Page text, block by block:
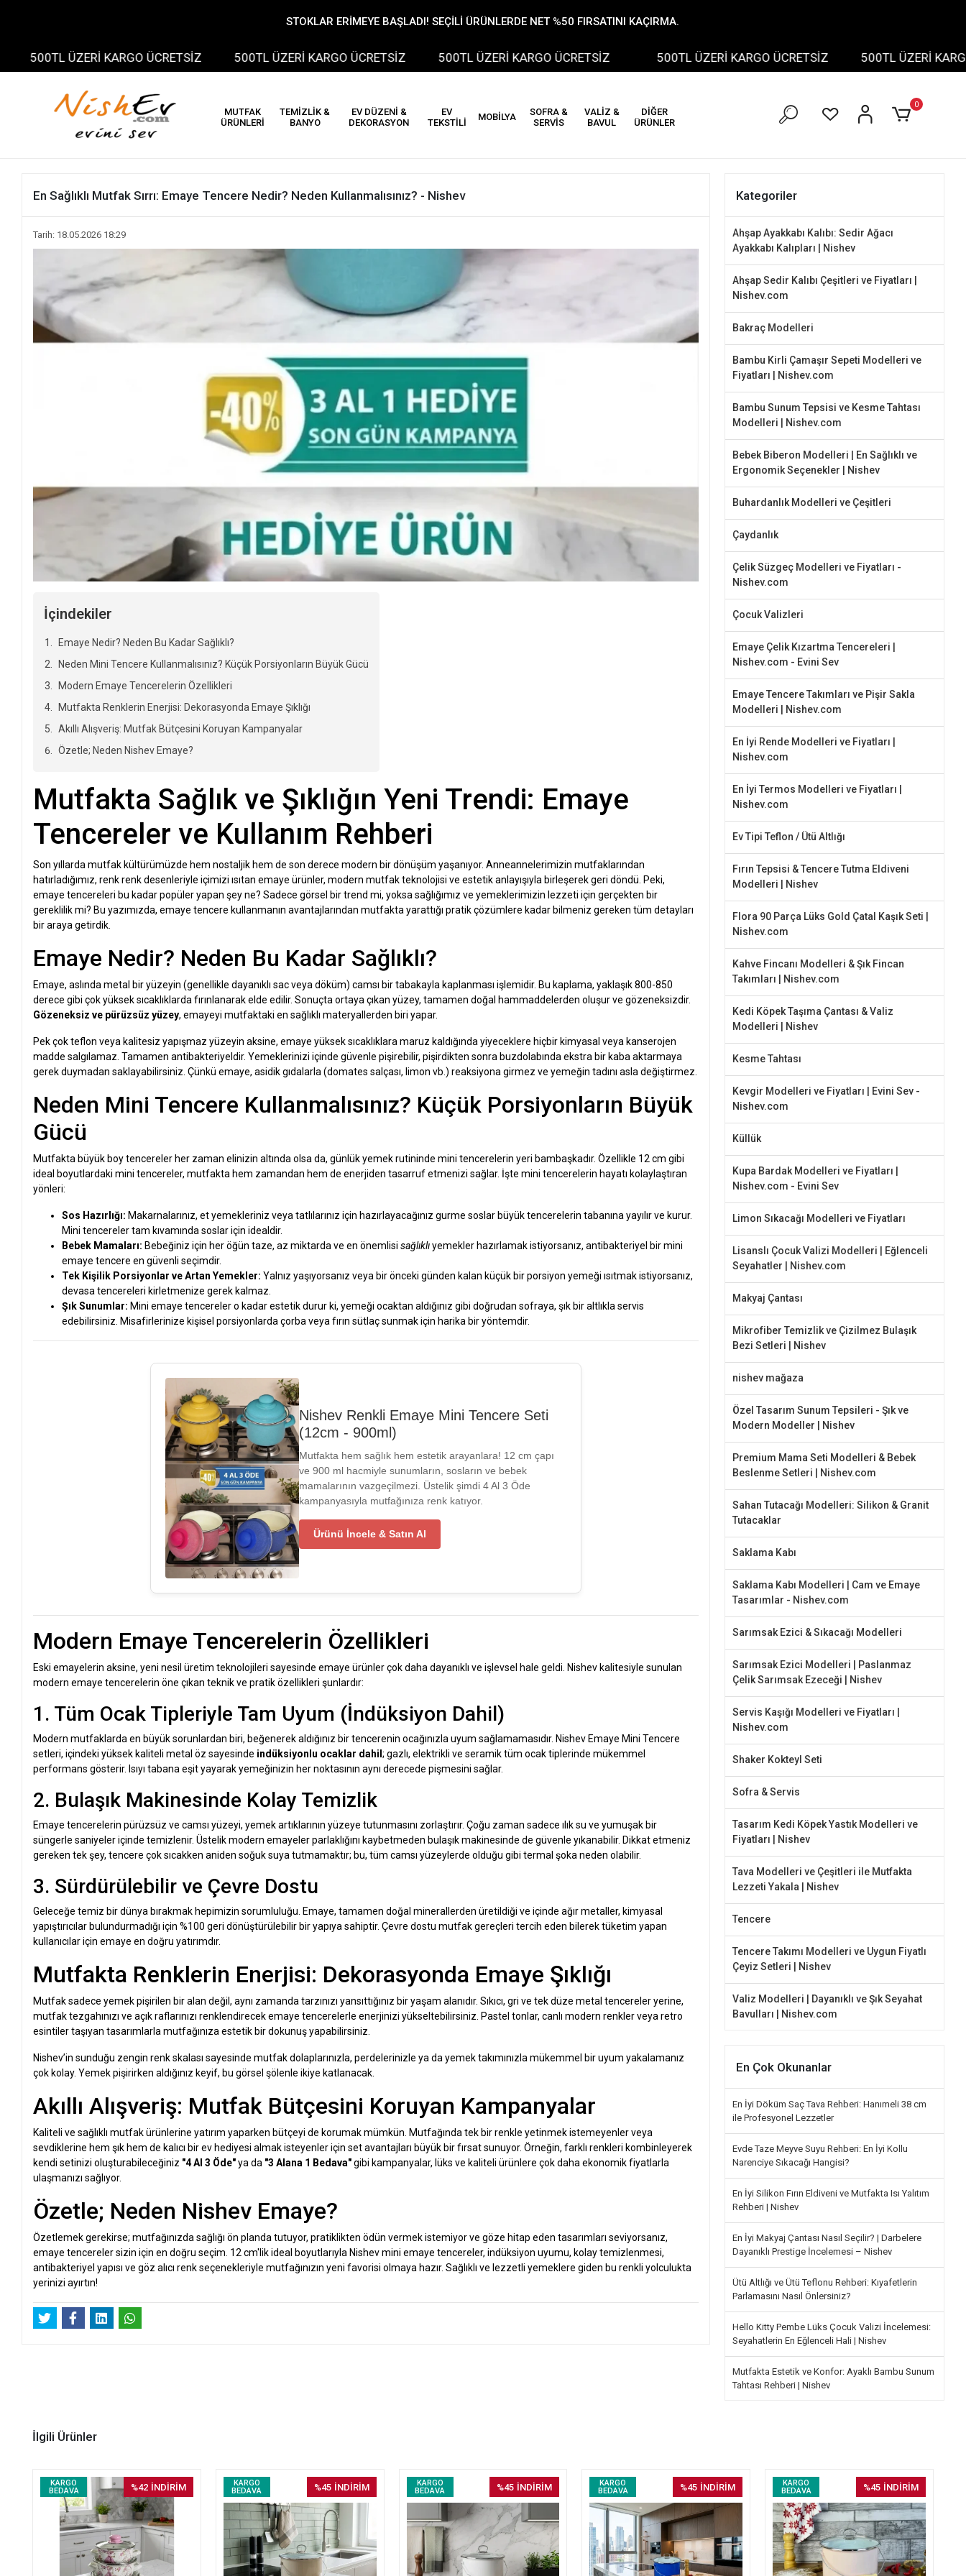
STOKLAR ERİMEYE BAŞLADI! SEÇİLİ ÜRÜNLERDE NET %50 FIRSATINI KAÇIRMA.
ÜZERİ KARGO ÜCRETSİZ 500TL ÜZERİ KARGO ÜCRETSİZ 500TL ÜZERİ KARGO ÜCRETSİZ 500TL ÜZERİ KARGO ÜCRETSİZ 500TL ÜZERİ KARGO
MUTFAK
ÜRÜNLERİ
TEMİZLİK &
BANYO
EV DÜZENİ &
DEKORASYON
EV
TEKSTİLİ
MOBİLYA
SOFRA &
SERVİS
VALİZ &
BAVUL
DİĞER
ÜRÜNLER
0
En Sağlıklı Mutfak Sırrı: Emaye Tencere Nedir? Neden Kullanmalısınız? - Nishev
Tarih: 18.05.2026 18:29
İçindekiler
Emaye Nedir? Neden Bu Kadar Sağlıklı?
Neden Mini Tencere Kullanmalısınız? Küçük Porsiyonların Büyük Gücü
Modern Emaye Tencerelerin Özellikleri
Mutfakta Renklerin Enerjisi: Dekorasyonda Emaye Şıklığı
Akıllı Alışveriş: Mutfak Bütçesini Koruyan Kampanyalar
Özetle; Neden Nishev Emaye?
Mutfakta Sağlık ve Şıklığın Yeni Trendi: Emaye
Tencereler ve Kullanım Rehberi
Son yıllarda mutfak kültürümüzde hem nostaljik hem de son derece modern bir dönüşüm yaşanıyor. Anneannelerimizin mutfaklarından
hatırladığımız, renk renk desenleriyle içimizi ısıtan emaye ürünler, modern mutfak teknolojisi ve estetik anlayışıyla birleşerek geri döndü. Peki,
emaye tencereleri bu kadar popüler yapan şey ne? Sadece görsel bir trend mi, yoksa sağlığımız ve yemeklerimizin lezzeti için gerçekten bir
gereklilik mi? Bu yazımızda, emaye tencere kullanmanın avantajlarından mutfakta yarattığı pratik çözümlere kadar bilmeniz gereken tüm detayları
bir araya getirdik.
Emaye Nedir? Neden Bu Kadar Sağlıklı?
Emaye, aslında metal bir yüzeyin (genellikle dayanıklı sac veya döküm) camsı bir tabakayla kaplanması işlemidir. Bu kaplama, yaklaşık 800-850
derece gibi çok yüksek sıcaklıklarda fırınlanarak elde edilir. Sonuçta ortaya çıkan yüzey, tamamen doğal hammaddelerden oluşur ve gözeneksizdir.
Gözeneksiz ve pürüzsüz yüzey, emayeyi mutfaktaki en sağlıklı materyallerden biri yapar.
Pek çok teflon veya kalitesiz yapışmaz yüzeyin aksine, emaye yüksek sıcaklıklara maruz kaldığında yiyeceklere hiçbir kimyasal veya kanserojen
madde salgılamaz. Tamamen antibakteriyeldir. Yemeklerinizi içinde güvenle pişirebilir, pişirdikten sonra buzdolabında ekstra bir kaba aktarmaya
gerek duymadan saklayabilirsiniz. Çünkü emaye, asidik gıdalarla (domates salçası, limon vb.) reaksiyona girmez ve yemeğin tadını asla değiştirmez.
Neden Mini Tencere Kullanmalısınız? Küçük Porsiyonların Büyük
Gücü
Mutfakta büyük boy tencereler her zaman elinizin altında olsa da, günlük yemek rutininde mini tencerelerin yeri bambaşkadır. Özellikle 12 cm gibi
ideal boyutlardaki mini tencereler, mutfakta hem zamandan hem de enerjiden tasarruf etmenizi sağlar. İşte mini tencerelerin hayatı kolaylaştıran
yönleri:
Sos Hazırlığı: Makarnalarınız, et yemekleriniz veya tatlılarınız için hazırlayacağınız gurme soslar büyük tencerelerin tabanına yayılır ve kurur.
Mini tencereler tam kıvamında soslar için idealdir.
Bebek Mamaları: Bebeğiniz için her öğün taze, az miktarda ve en önemlisisağlıklıyemekler hazırlamak istiyorsanız, antibakteriyel bir mini
emaye tencere en güvenli seçimdir.
Tek Kişilik Porsiyonlar ve Artan Yemekler: Yalnız yaşıyorsanız veya bir önceki günden kalan küçük bir porsiyon yemeği ısıtmak istiyorsanız,
devasa tencereleri kirletmenize gerek kalmaz.
Şık Sunumlar: Mini emaye tencereler o kadar estetik durur ki, yemeği ocaktan aldığınız gibi doğrudan sofraya, şık bir altlıkla servis
edebilirsiniz. Misafirlerinize kişisel porsiyonlarda çorba veya fırın sütlaç sunmak için harika bir yöntemdir.
Nishev Renkli Emaye Mini Tencere Seti
(12cm - 900ml)
Mutfakta hem sağlık hem estetik arayanlara! 12 cm çapı
ve 900 ml hacmiyle sunumların, sosların ve bebek
mamalarının vazgeçilmezi. Üstelik şimdi 4 Al 3 Öde
kampanyasıyla mutfağınıza renk katıyor.
Ürünü İncele & Satın Al
Modern Emaye Tencerelerin Özellikleri
Eski emayelerin aksine, yeni nesil üretim teknolojileri sayesinde emaye ürünler çok daha dayanıklı ve işlevsel hale geldi. Nishev kalitesiyle sunulan
modern emaye tencerelerin öne çıkan teknik ve pratik özellikleri şunlardır:
1. Tüm Ocak Tipleriyle Tam Uyum (İndüksiyon Dahil)
Modern mutfaklarda en büyük sorunlardan biri, beğenerek aldığınız bir tencerenin ocağınızla uyum sağlamamasıdır. Nishev Emaye Mini Tencere
setleri, içindeki yüksek kaliteli metal öz sayesinde indüksiyonlu ocaklar dahil; gazlı, elektrikli ve seramik tüm ocak tiplerinde mükemmel
performans gösterir. Isıyı tabana eşit yayarak yemeğinizin her noktasının aynı derecede pişmesini sağlar.
2. Bulaşık Makinesinde Kolay Temizlik
Emaye tencerelerin pürüzsüz ve camsı yüzeyi, yemek artıklarının yüzeye tutunmasını zorlaştırır. Çoğu zaman sadece ılık su ve yumuşak bir
süngerle saniyeler içinde temizlenir. Üstelik modern emayeler parlaklığını kaybetmeden bulaşık makinesinde de güvenle yıkanabilir. Dikkat etmeniz
gereken tek şey, tencere çok sıcakken aniden soğuk suya tutmamaktır; bu, tüm camsı yüzeylerde olduğu gibi termal şoka neden olabilir.
3. Sürdürülebilir ve Çevre Dostu
Geleceğe temiz bir dünya bırakmak hepimizin sorumluluğu. Emaye, tamamen doğal minerallerden üretildiği ve içinde ağır metaller, kimyasal
yapıştırıcılar bulundurmadığı için %100 geri dönüştürülebilir bir yapıya sahiptir. Çevre dostu mutfak gereçleri tercih eden bilerek tüketim yapan
kullanıcılar için emaye en doğru yatırımdır.
Mutfakta Renklerin Enerjisi: Dekorasyonda Emaye Şıklığı
Mutfak sadece yemek pişirilen bir alan değil, aynı zamanda tarzınızı yansıttığınız bir yaşam alanıdır. Sıkıcı, gri ve tek düze metal tencereler yerine,
mutfak tezgahınızı ve açık raflarınızı renklendirecek emaye tencerelerle enerjinizi yükseltebilirsiniz. Pastel tonlar, canlı modern renkler veya retro
esintiler taşıyan tasarımlarla mutfağınıza estetik bir dokunuş yapabilirsiniz.
Nishev’in sunduğu zengin renk skalası sayesinde mutfak dolaplarınızla, perdelerinizle ya da yemek takımınızla mükemmel bir uyum yakalamanız
çok kolay. Yemek pişirirken aldığınız keyif, bu görsel şölenle ikiye katlanacak.
Akıllı Alışveriş: Mutfak Bütçesini Koruyan Kampanyalar
Kaliteli ve sağlıklı mutfak ürünlerine yatırım yaparken bütçeyi de korumak mümkün. Mutfağında tek bir renkle yetinmek istemeyenler veya
sevdiklerine hem şık hem de kalıcı bir ev hediyesi almak isteyenler için set avantajları büyük bir fırsat sunuyor. Örneğin, farklı renkleri kombinleyerek
kendi setinizi oluşturabileceğiniz "4 Al 3 Öde"ya da "3 Alana 1 Bedava"gibi kampanyalar, lüks ve kaliteli ürünlere çok daha ekonomik fiyatlarla
ulaşmanızı sağlıyor.
Özetle; Neden Nishev Emaye?
Özetlemek gerekirse; mutfağınızda sağlığı ön planda tutuyor, pratiklikten ödün vermek istemiyor ve göze hitap eden tasarımları seviyorsanız,
emaye tencereler sizin için en doğru seçim. 12 cm'lik ideal boyutlarıyla Nishev mini emaye tencereler, indüksiyon uyumu, kolay temizlenmesi,
antibakteriyel yapısı ve göz alıcı renk seçenekleriyle mutfağınızın yeni favorisi olmaya hazır. Sağlıklı ve lezzetli yemeklere giden bu renkli yolculukta
yerinizi ayırtın!
Kategoriler
Ahşap Ayakkabı Kalıbı: Sedir Ağacı
Ayakkabı Kalıpları | Nishev
Ahşap Sedir Kalıbı Çeşitleri ve Fiyatları |
Nishev.com
Bakraç Modelleri
Bambu Kirli Çamaşır Sepeti Modelleri ve
Fiyatları | Nishev.com
Bambu Sunum Tepsisi ve Kesme Tahtası
Modelleri | Nishev.com
Bebek Biberon Modelleri | En Sağlıklı ve
Ergonomik Seçenekler | Nishev
Buhardanlık Modelleri ve Çeşitleri
Çaydanlık
Çelik Süzgeç Modelleri ve Fiyatları -
Nishev.com
Çocuk Valizleri
Emaye Çelik Kızartma Tencereleri |
Nishev.com - Evini Sev
Emaye Tencere Takımları ve Pişir Sakla
Modelleri | Nishev.com
En İyi Rende Modelleri ve Fiyatları |
Nishev.com
En İyi Termos Modelleri ve Fiyatları |
Nishev.com
Ev Tipi Teflon / Ütü Altlığı
Fırın Tepsisi & Tencere Tutma Eldiveni
Modelleri | Nishev
Flora 90 Parça Lüks Gold Çatal Kaşık Seti |
Nishev.com
Kahve Fincanı Modelleri & Şık Fincan
Takımları | Nishev.com
Kedi Köpek Taşıma Çantası & Valiz
Modelleri | Nishev
Kesme Tahtası
Kevgir Modelleri ve Fiyatları | Evini Sev -
Nishev.com
Küllük
Kupa Bardak Modelleri ve Fiyatları |
Nishev.com - Evini Sev
Limon Sıkacağı Modelleri ve Fiyatları
Lisanslı Çocuk Valizi Modelleri | Eğlenceli
Seyahatler | Nishev.com
Makyaj Çantası
Mikrofiber Temizlik ve Çizilmez Bulaşık
Bezi Setleri | Nishev
nishev mağaza
Özel Tasarım Sunum Tepsileri - Şık ve
Modern Modeller | Nishev
Premium Mama Seti Modelleri & Bebek
Beslenme Setleri | Nishev.com
Sahan Tutacağı Modelleri: Silikon & Granit
Tutacaklar
Saklama Kabı
Saklama Kabı Modelleri | Cam ve Emaye
Tasarımlar - Nishev.com
Sarımsak Ezici & Sıkacağı Modelleri
Sarımsak Ezici Modelleri | Paslanmaz
Çelik Sarımsak Ezeceği | Nishev
Servis Kaşığı Modelleri ve Fiyatları |
Nishev.com
Shaker Kokteyl Seti
Sofra & Servis
Tasarım Kedi Köpek Yastık Modelleri ve
Fiyatları | Nishev
Tava Modelleri ve Çeşitleri ile Mutfakta
Lezzeti Yakala | Nishev
Tencere
Tencere Takımı Modelleri ve Uygun Fiyatlı
Çeyiz Setleri | Nishev
Valiz Modelleri | Dayanıklı ve Şık Seyahat
Bavulları | Nishev.com
En Çok Okunanlar
En İyi Döküm Saç Tava Rehberi: Hanımeli 38 cm
ile Profesyonel Lezzetler
Evde Taze Meyve Suyu Rehberi: En İyi Kollu
Narenciye Sıkacağı Hangisi?
En İyi Silikon Fırın Eldiveni ve Mutfakta Isı Yalıtım
Rehberi | Nishev
En İyi Makyaj Çantası Nasıl Seçilir? | Darbelere
Dayanıklı Prestige İncelemesi – Nishev
Ütü Altlığı ve Ütü Teflonu Rehberi: Kıyafetlerin
Parlamasını Nasıl Önlersiniz?
Hello Kitty Pembe Lüks Çocuk Valizi İncelemesi:
Seyahatlerin En Eğlenceli Hali | Nishev
Mutfakta Estetik ve Konfor: Ayaklı Bambu Sunum
Tahtası Rehberi | Nishev
İlgili Ürünler
KARGO
BEDAVA
%42 İNDİRİM
KARGO
BEDAVA
%45 İNDİRİM
KARGO
BEDAVA
%45 İNDİRİM
KARGO
BEDAVA
%45 İNDİRİM
KARGO
BEDAVA
%45 İNDİRİM